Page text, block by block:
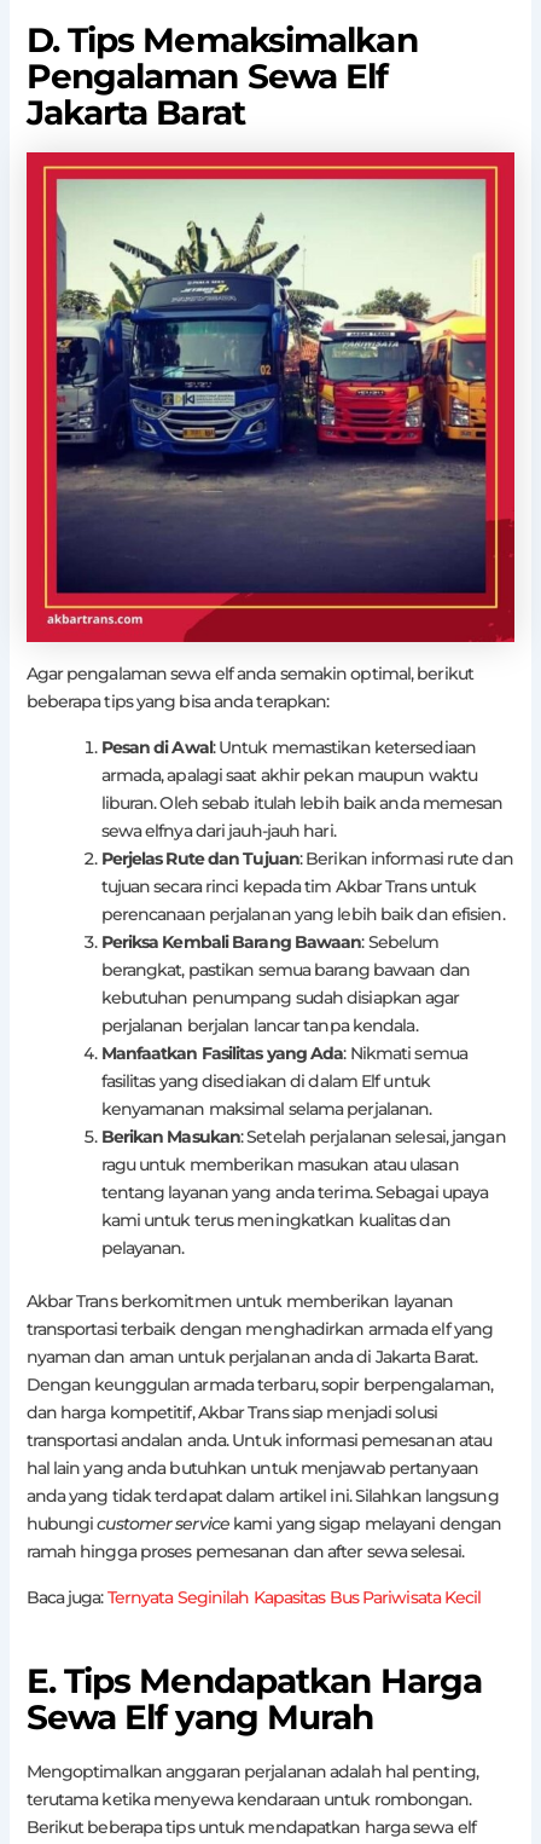
D. Tips Memaksimalkan
Pengalaman Sewa Elf
Jakarta Barat
Agar pengalaman sewa elf anda semakin optimal, berikut
beberapa tips yang bisa anda terapkan:
Pesan di Awal: Untuk memastikan ketersediaan
armada, apalagi saat akhir pekan maupun waktu
liburan. Oleh sebab itulah lebih baik anda memesan
sewa elfnya dari jauh-jauh hari.
Perjelas Rute dan Tujuan: Berikan informasi rute dan
tujuan secara rinci kepada tim Akbar Trans untuk
perencanaan perjalanan yang lebih baik dan efisien.
Periksa Kembali Barang Bawaan: Sebelum
berangkat, pastikan semua barang bawaan dan
kebutuhan penumpang sudah disiapkan agar
perjalanan berjalan lancar tanpa kendala.
Manfaatkan Fasilitas yang Ada: Nikmati semua
fasilitas yang disediakan di dalam Elf untuk
kenyamanan maksimal selama perjalanan.
Berikan Masukan: Setelah perjalanan selesai, jangan
ragu untuk memberikan masukan atau ulasan
tentang layanan yang anda terima. Sebagai upaya
kami untuk terus meningkatkan kualitas dan
pelayanan.
Akbar Trans berkomitmen untuk memberikan layanan
transportasi terbaik dengan menghadirkan armada elf yang
nyaman dan aman untuk perjalanan anda di Jakarta Barat.
Dengan keunggulan armada terbaru, sopir berpengalaman,
dan harga kompetitif, Akbar Trans siap menjadi solusi
transportasi andalan anda. Untuk informasi pemesanan atau
hal lain yang anda butuhkan untuk menjawab pertanyaan
anda yang tidak terdapat dalam artikel ini. Silahkan langsung
hubungicustomer service kami yang sigap melayani dengan
ramah hingga proses pemesanan dan after sewa selesai.
Baca juga:Ternyata Seginilah Kapasitas Bus Pariwisata Kecil
E. Tips Mendapatkan Harga
Sewa Elf yang Murah
Mengoptimalkan anggaran perjalanan adalah hal penting,
terutama ketika menyewa kendaraan untuk rombongan.
Berikut beberapa tips untuk mendapatkan harga sewa elf